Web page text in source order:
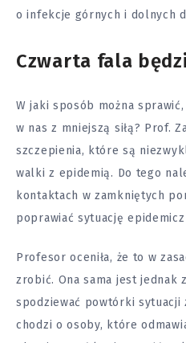
o infekcje górnych i dolnych
Czwarta fala
W jaki sposób można
w nas z mniejszą siłą? Prof.
szczepienia, które są
walki z epidemią. Do tego
kontaktach w zamkniętych
poprawiać sytuację
Profesor oceniła, że to w
zrobić. Ona sama jest jednak
spodziewać powtórki sytuacji
chodzi o osoby, które